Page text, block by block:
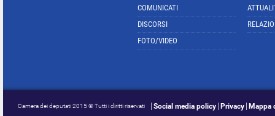
COMUNICATI
DISCORSI
FOTO/VIDEO
Camera dei deputati 2015 © Tutti i diritti riservati Social media policy Privacy Mappa